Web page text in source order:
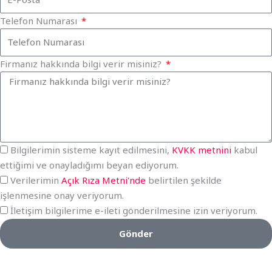
Telefon Numarası
Firmanız hakkında bilgi verir misiniz?
Bilgilerimin sisteme kayıt edilmesini, KVKK metnini kabul
ettiğimi ve onayladığımı beyan ediyorum.
Verilerimin Açık Rıza Metni'nde belirtilen şekilde
işlenmesine onay veriyorum.
İletişim bilgilerime e-ileti gönderilmesine izin veriyorum.
Gönder